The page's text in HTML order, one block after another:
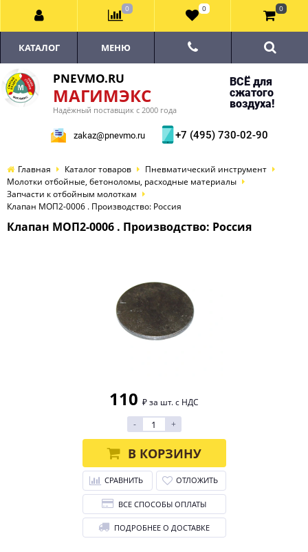
PNEVMO.RU
МАГИМЭКС
Надёжный поставщик с 2000 года
ВСЁ для
сжатого
воздуха!
zakaz@pnevmo.ru +7 (495) 730-02-90
КАТАЛОГ МЕНЮ
Главная Каталог товаров
Пневматический инструмент
Молотки отбойные, бетоноломы, расходные материалы
Запчасти к отбойным молоткам
Клапан МОП2-0006 . Производство: Россия
Клапан МОП2-0006 . Производство: Россия
110 ₽ за шт. с НДС
-
+
В КОРЗИНУ
СРАВНИТЬ ОТЛОЖИТЬ
ВСЕ СПОСОБЫ ОПЛАТЫ
ПОДРОБНЕЕ О ДОСТАВКЕ
0 0 0